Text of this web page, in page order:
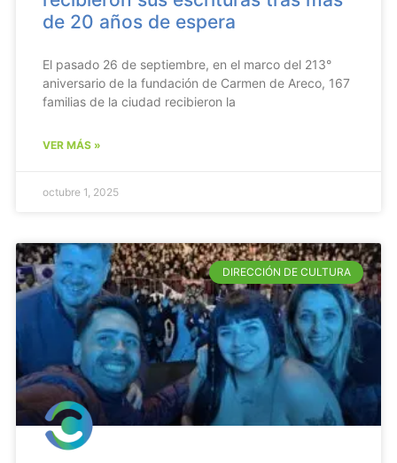
de 20 años de espera
El pasado 26 de septiembre, en el marco del 213°
aniversario de la fundación de Carmen de Areco, 167
familias de la ciudad recibieron la
VER MÁS »
octubre 1, 2025
DIRECCIÓN DE CULTURA